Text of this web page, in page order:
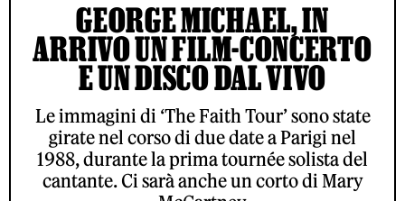
GEORGE MICHAEL, IN
ARRIVO UN FILM-CONCERTO
E UN DISCO DAL VIVO
Le immagini di ‘The Faith Tour’ sono state
girate nel corso di due date a Parigi nel
1988, durante la prima tournée solista del
cantante. Ci sarà anche un corto di Mary